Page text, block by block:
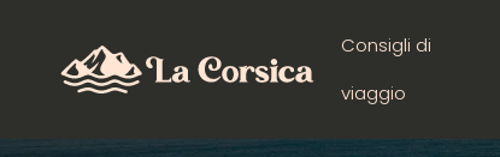
Consigli di
viaggio